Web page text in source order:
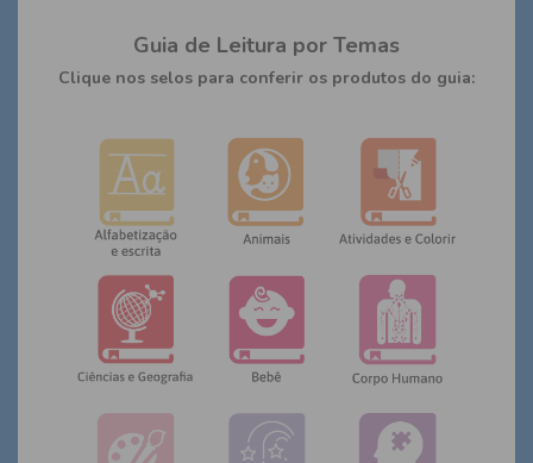
Guia de Leitura por Temas
Clique nos selos para conferir os produtos do guia: